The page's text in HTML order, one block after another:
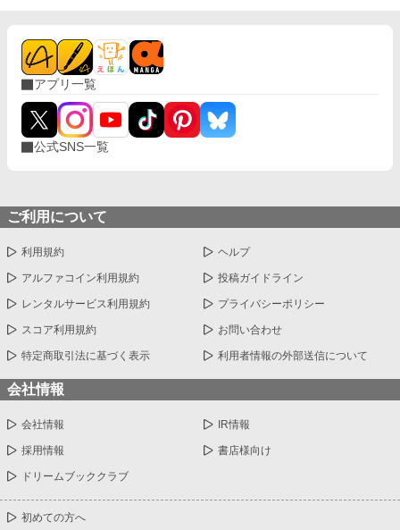
アプリ一覧
公式SNS一覧
ご利用について
利用規約 ヘルプ
アルファコイン利用規約 投稿ガイドライン
レンタルサービス利用規約 プライバシーポリシー
スコア利用規約 お問い合わせ
特定商取引法に基づく表示 利用者情報の外部送信について
会社情報
会社情報 IR情報
採用情報 書店様向け
ドリームブッククラブ
初めての方へ